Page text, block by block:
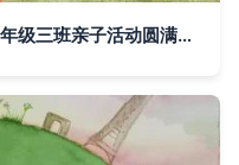
智造快乐，领航成长 夹江外校二年级三班亲子活动圆满落幕，共启“三醒”成长新篇章